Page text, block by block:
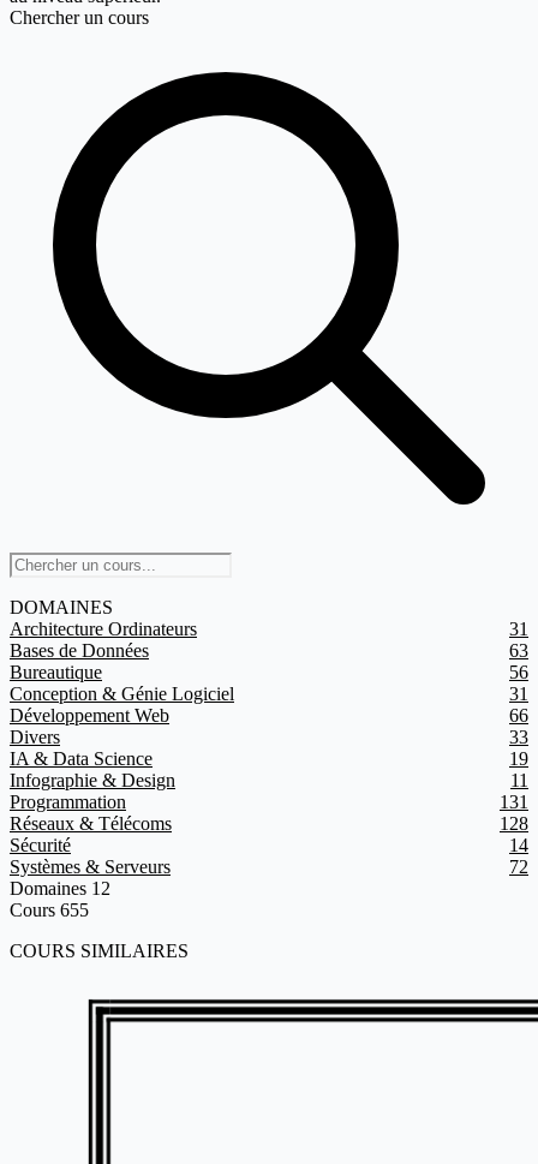
Chercher un cours
DOMAINES
Architecture Ordinateurs
31
Bases de Données
63
Bureautique
56
Conception & Génie Logiciel
31
Développement Web
66
Divers
33
IA & Data Science
19
Infographie & Design
11
Programmation
131
Réseaux & Télécoms
128
Sécurité
14
Systèmes & Serveurs
72
Domaines 12
Cours 655
COURS SIMILAIRES